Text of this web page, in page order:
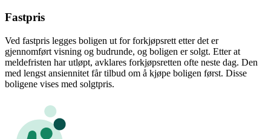
Fastpris
Ved fastpris legges boligen ut for forkjøpsrett etter det er
gjennomført visning og budrunde, og boligen er solgt. Etter at
meldefristen har utløpt, avklares forkjøpsretten ofte neste dag. Den
med lengst ansiennitet får tilbud om å kjøpe boligen først. Disse
boligene vises med solgtpris.